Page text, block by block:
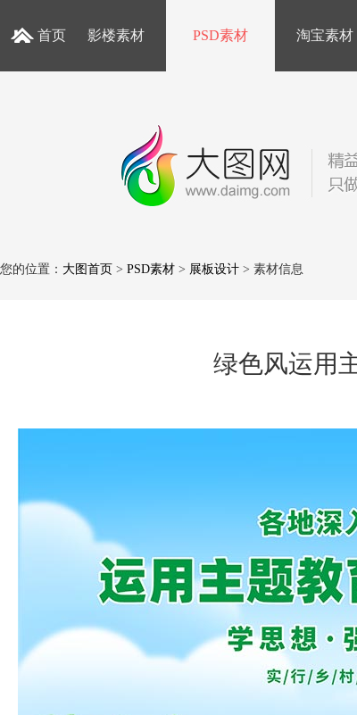
首页 影楼素材 PSD素材 淘宝素材
您的位置： 大图首页 > PSD素材 > 展板设计 > 素材信息
绿色风运用